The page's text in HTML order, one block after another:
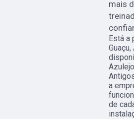
mais
Está a
a
de